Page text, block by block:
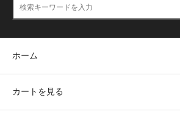
ホーム
カートを見る